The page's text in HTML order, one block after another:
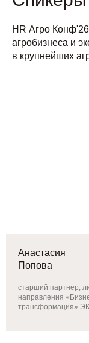
HR Агро
агробизнеса и
в крупнейших
Анастасия
Попова
старший партнер,
направления
трансформация»